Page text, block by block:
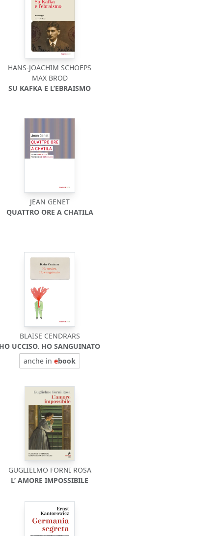
HANS-JOACHIM SCHOEPS
MAX BROD
SU KAFKA E L’EBRAISMO
JEAN GENET
QUATTRO ORE A CHATILA
BLAISE CENDRARS
UCCISO. HO SANGUINATO
anche inebook
GUGLIELMO FORNI ROSA
L’ AMORE IMPOSSIBILE